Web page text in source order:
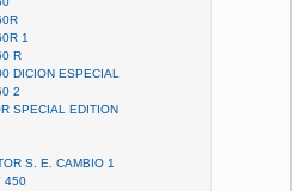
1
R
DICION ESPECIAL
2
SPECIAL EDITION
S. E. CAMBIO 1
450